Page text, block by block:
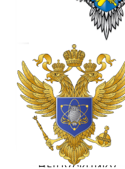
ЛОКАЛЬНЫЕ
ИНСТРУКЦИИ
ОБРАЗЦЫ
ЦЕЛЕВОЕ